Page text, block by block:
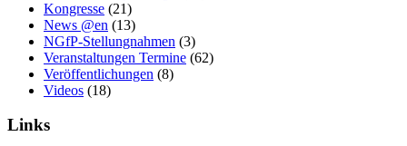
Kongresse (21)
News @en (13)
NGfP-Stellungnahmen (3)
Veranstaltungen Termine (62)
Veröffentlichungen (8)
Videos (18)
Links